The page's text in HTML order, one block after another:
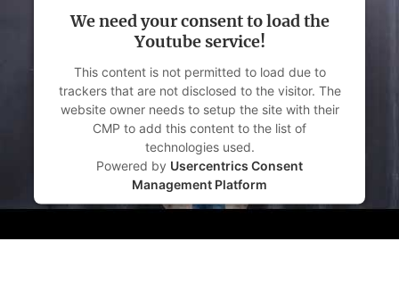
We need your consent to load the
Youtube service!
This content is not permitted to load due to
trackers that are not disclosed to the visitor. The
website owner needs to setup the site with their
CMP to add this content to the list of
technologies used.
Powered by Usercentrics Consent
Management Platform